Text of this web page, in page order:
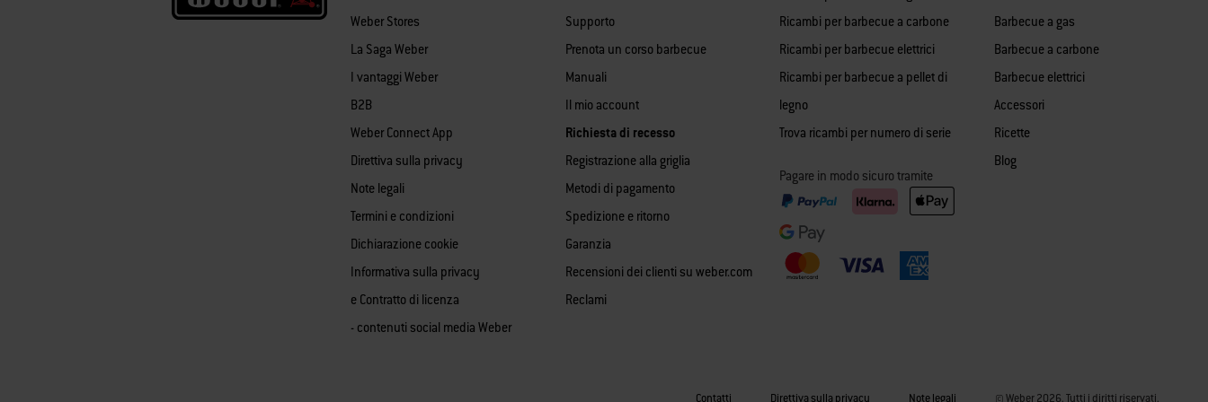
Weber Stores
La Saga Weber
I vantaggi Weber
B2B
Weber Connect App
Direttiva sulla privacy
Note legali
Termini e condizioni
Dichiarazione cookie
Informativa sulla privacy
e Contratto di licenza
- contenuti social media Weber
Supporto
Prenota un corso barbecue
Manuali
Il mio account
Richiesta di recesso
Registrazione alla griglia
Metodi di pagamento
Spedizione e ritorno
Garanzia
Recensioni dei clienti su weber.com
Reclami
Ricambi per barbecue a carbone
Ricambi per barbecue elettrici
Ricambi per barbecue a pellet di
legno
Trova ricambi per numero di serie
Pagare in modo sicuro tramite
Barbecue a gas
Barbecue a carbone
Barbecue elettrici
Accessori
Ricette
Blog
Contatti Direttiva sulla privacy Note legali © Weber 2026. Tutti i diritti riservati.